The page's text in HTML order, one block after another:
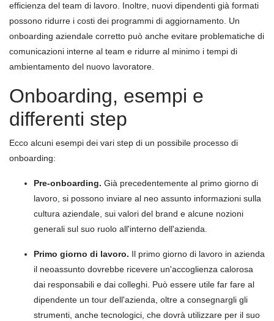
efficienza del team di lavoro. Inoltre, nuovi dipendenti già formati
possono ridurre i costi dei programmi di aggiornamento. Un
onboarding aziendale corretto può anche evitare problematiche di
comunicazioni interne al team e ridurre al minimo i tempi di
ambientamento del nuovo lavoratore.
Onboarding, esempi e
differenti step
Ecco alcuni esempi dei vari step di un possibile processo di
onboarding:
Pre-onboarding. Già precedentemente al primo giorno di
lavoro, si possono inviare al neo assunto informazioni sulla
cultura aziendale, sui valori del brand e alcune nozioni
generali sul suo ruolo all'interno dell'azienda.
Primo giorno di lavoro. Il primo giorno di lavoro in azienda
il neoassunto dovrebbe ricevere un'accoglienza calorosa
dai responsabili e dai colleghi. Può essere utile far fare al
dipendente un tour dell'azienda, oltre a consegnargli gli
strumenti, anche tecnologici, che dovrà utilizzare per il suo